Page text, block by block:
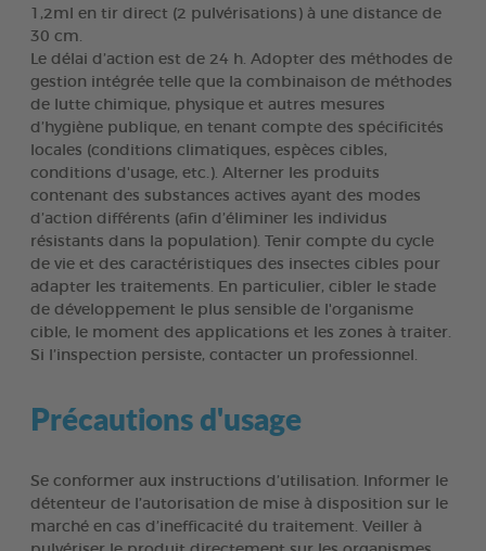
1,2ml en tir direct (2 pulvérisations) à une distance de
30 cm.
Le délai d’action est de 24 h. Adopter des méthodes de
gestion intégrée telle que la combinaison de méthodes
de lutte chimique, physique et autres mesures
d’hygiène publique, en tenant compte des spécificités
locales (conditions climatiques, espèces cibles,
conditions d'usage, etc.). Alterner les produits
contenant des substances actives ayant des modes
d’action différents (afin d’éliminer les individus
résistants dans la population). Tenir compte du cycle
de vie et des caractéristiques des insectes cibles pour
adapter les traitements. En particulier, cibler le stade
de développement le plus sensible de l'organisme
cible, le moment des applications et les zones à traiter.
Si l’inspection persiste, contacter un professionnel.
Précautions d'usage
Se conformer aux instructions d’utilisation. Informer le
détenteur de l’autorisation de mise à disposition sur le
marché en cas d’inefficacité du traitement. Veiller à